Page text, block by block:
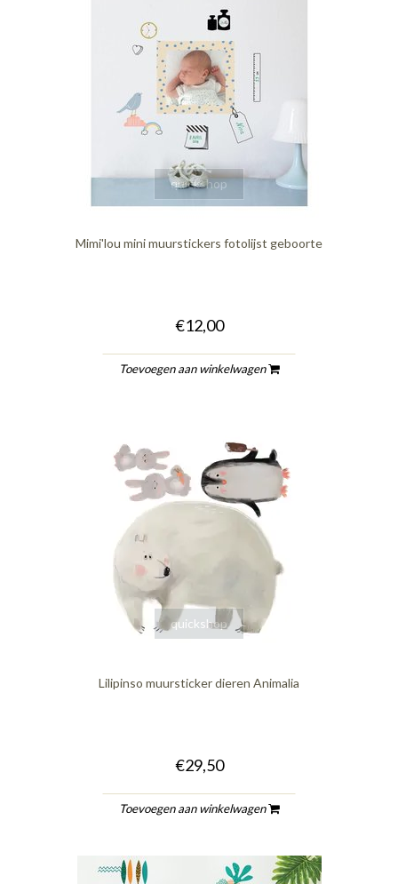
quickshop
Mimi'lou mini muurstickers fotolijst geboorte
€12,00
Toevoegen aan winkelwagen
quickshop
Lilipinso muursticker dieren Animalia
€29,50
Toevoegen aan winkelwagen